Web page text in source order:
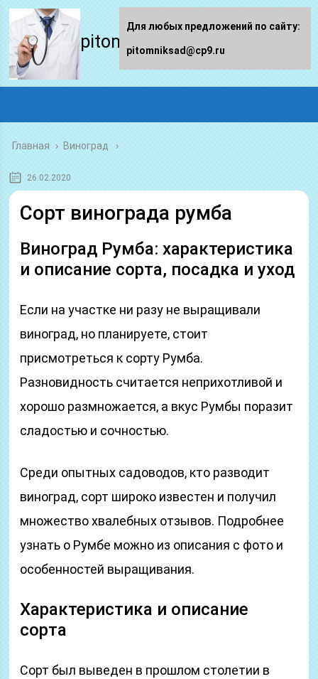
pitomniksad.ru
Главная › Виноград
26.02.2020
Сорт винограда румба
Виноград Румба: характеристика
и описание сорта, посадка и уход
Если на участке ни разу не выращивали
виноград, но планируете, стоит
присмотреться к сорту Румба.
Разновидность считается неприхотливой и
хорошо размножается, а вкус Румбы поразит
сладостью и сочностью.
Среди опытных садоводов, кто разводит
виноград, сорт широко известен и получил
множество хвалебных отзывов. Подробнее
узнать о Румбе можно из описания с фото и
особенностей выращивания.
Характеристика и описание
сорта
Сорт был выведен в прошлом столетии в
Для любых предложений по сайту:
pitomniksad@cp9.ru